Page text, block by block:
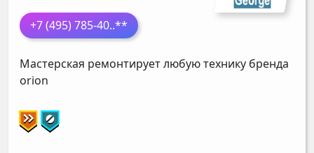
+7 (495) 785-40..**
Мастерская ремонтирует любую технику бренда
orion